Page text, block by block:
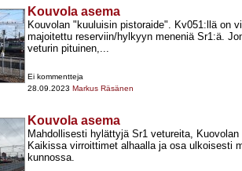
Kouvola asema
Kouvolan "kuuluisin pistoraide". Kv051:llä on
majoitettu reserviin/hylkyyn meneniä Sr1:ä.
veturin pituinen,...
Ei kommentteja
28.09.2023 Markus Räsänen
Kouvola asema
Mahdollisesti hylättyjä Sr1 vetureita,
Kaikissa virroittimet alhaalla ja osa ulkoisesti
kunnossa.